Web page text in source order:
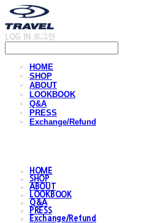
LOG IN 로그인
HOME
SHOP
ABOUT
LOOKBOOK
Q&A
PRESS
Exchange/Refund
HOME
SHOP
ABOUT
LOOKBOOK
Q&A
PRESS
Exchange/Refund